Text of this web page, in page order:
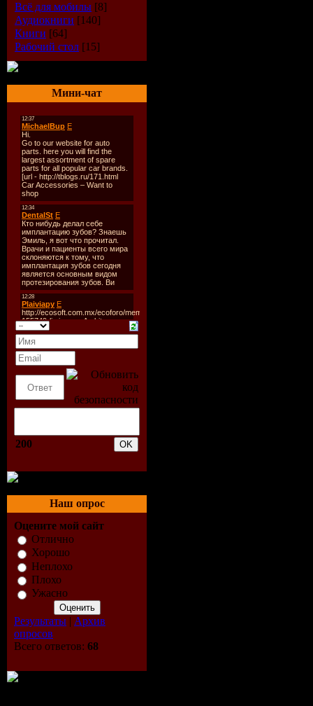
Всё для мобилы [8]
Аудиокниги [140]
Книги [64]
Рабочий стол [15]
Мини-чат
200
Наш опрос
Оцените мой сайт
Отлично
Хорошо
Неплохо
Плохо
Ужасно
Результаты | Архив
опросов
Всего ответов: 68